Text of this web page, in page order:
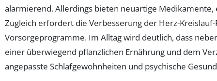
alarmierend. Allerdings bieten neuartige Medikamente,
Zugleich erfordert die Verbesserung der Herz-
Vorsorgeprogramme. Im Alltag wird deutlich, dass
einer überwiegend pflanzlichen Ernährung und dem
angepasste Schlafgewohnheiten und psychische